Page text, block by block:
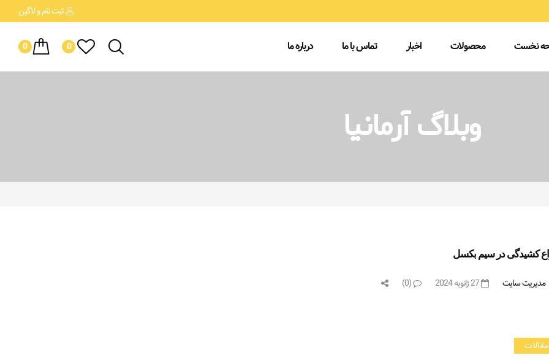
ثبت نامو لاگین
نخست محصولات اخبار تماس با ما درباره ما 0
0
وبلاگ آرمانیا
کشیدگی در سیم بکسل
مدیریت سایت 27 ژانویه 2024 (0)
مقالات